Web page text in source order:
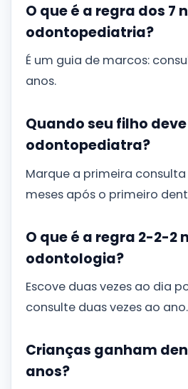
O que é a regra dos 7
odontopediatria?
É um guia de marcos:
anos.
Quando seu filho
odontopediatra?
Marque a primeira consulta
meses após o primeiro
O que é a regra 2-2-2
odontologia?
Escove duas vezes ao dia
consulte duas vezes ao ano.
Crianças ganham
anos?